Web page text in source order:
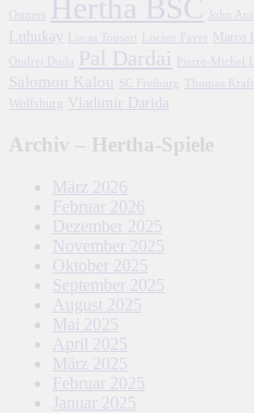
Hertha BSC
Luhukay
Lucien Favre Marco
Pal Dardai Pierre-Michel
Salomon Kalou SC Freiburg
Wolfsburg Vladimir Darida
Archiv – Hertha-Spiele
März 2026
Februar 2026
Dezember 2025
November 2025
Oktober 2025
September 2025
August 2025
Mai 2025
April 2025
März 2025
Februar 2025
Januar 2025